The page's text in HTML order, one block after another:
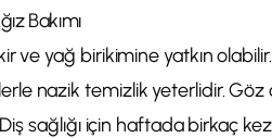
Bakımı
ve yağ birikimine yatkın
nazik temizlik yeterlidir. Göz
sağlığı için haftada birkaç